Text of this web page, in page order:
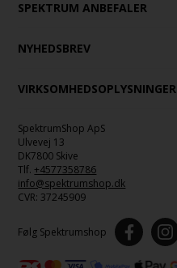
SPEKTRUM ANBEFALER
NYHEDSBREV
VIRKSOMHEDSOPLYSNINGER
SpektrumShop ApS
Ulvevej 13
DK7800 Skive
Tlf. +4577358786
info@spektrumshop.dk
CVR: 37245909
Følg Spektrumshop